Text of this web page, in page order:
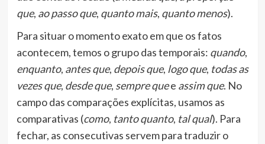
que, ao passo que, quanto mais, quanto menos).
Para situar o momento exato em que os fatos
acontecem, temos o grupo das temporais: quando,
enquanto, antes que, depois que, logo que, todas as
vezes que, desde que, sempre quee assim que. No
campo das comparações explícitas, usamos as
comparativas (como, tanto quanto, tal qual). Para
fechar, as consecutivas servem para traduzir o